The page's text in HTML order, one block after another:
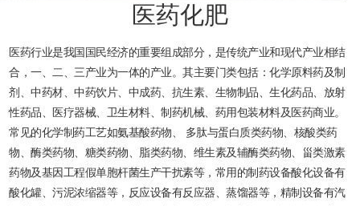
医药化肥
医药行业是我国国民经济的重要组成部分，是传统产业和现代产业相结
合，一、二、三产业为一体的产业。其主要门类包括：化学原料药及制
剂、中药材、中药饮片、中成药、抗生素、生物制品、生化药品、放射
性药品、医疗器械、卫生材料、制药机械、药用包装材料及医药商业。
常见的化学制药工艺如氨基酸药物、 多肽与蛋白质类药物、核酸类药
物、酶类药物、糖类药物、脂类药物、维生素及辅酶类药物、甾类激素
药物及基因工程假单胞杆菌生产干扰素等，常用的制药设备酸化设备有
酸化罐、污泥浓缩器等，反应设备有反应器、蒸馏器等，精制设备有汽